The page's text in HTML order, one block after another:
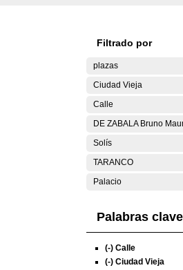
Filtrado por
plazas
Ciudad Vieja
Calle
DE ZABALA Bruno
Solís
TARANCO
Palacio
Palabras clave
(-) Calle
(-) Ciudad Vieja